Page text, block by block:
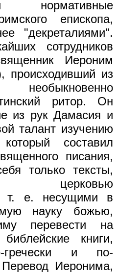
епископа,
"декреталиями".
сотрудников
Иероним
происходивший из
ритор. Он
из рук Дамасия и
талант изучению
составил
писания,
только тексты,
церковью
т. е. несущими в
науку божью,
перевести на
книги,
гречески и по-
Иеронима,